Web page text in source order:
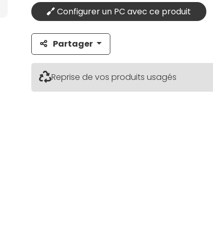
Configurer un PC avec ce produit
Partager
Reprise de vos produits usagés